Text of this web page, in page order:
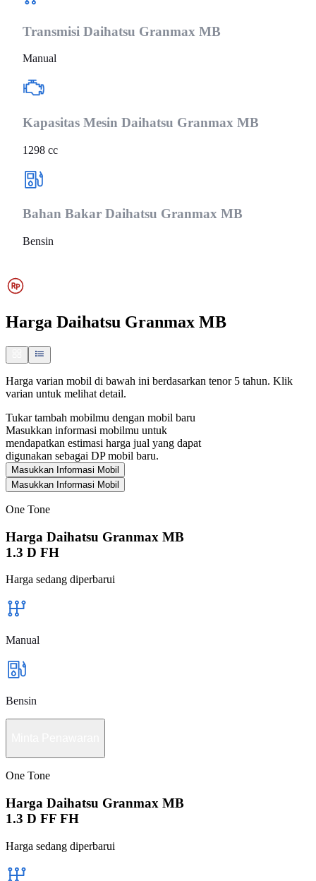
Transmisi Daihatsu Granmax MB
Manual
Kapasitas Mesin Daihatsu Granmax MB
1298 cc
Bahan Bakar Daihatsu Granmax MB
Bensin
Harga Daihatsu Granmax MB
Harga varian mobil di bawah ini berdasarkan tenor 5 tahun. Klik
varian untuk melihat detail.
Tukar tambah mobilmu dengan mobil baru
Masukkan informasi mobilmu untuk
mendapatkan estimasi harga jual yang dapat
digunakan sebagai DP mobil baru.
Masukkan Informasi Mobil
Masukkan Informasi Mobil
One Tone
Harga Daihatsu Granmax MB
1.3 D FH
Harga sedang diperbarui
Manual
Bensin
One Tone
Harga Daihatsu Granmax MB
1.3 D FF FH
Harga sedang diperbarui